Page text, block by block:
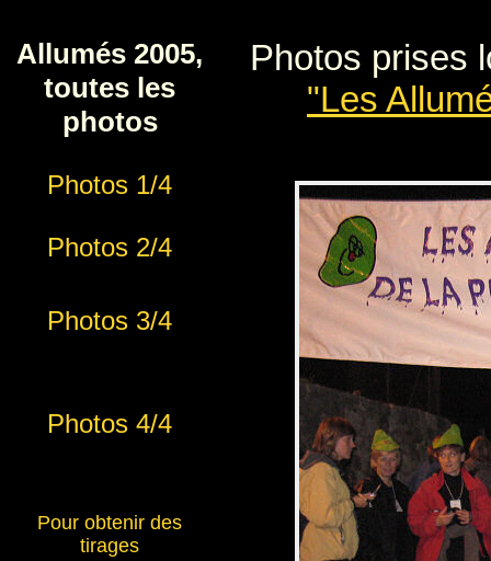
Allumés 2005,
toutes les
photos
Photos 1/4
Photos 2/4
Photos 3/4
Photos 4/4
Pour obtenir des
tirages
Photos prises
"Les